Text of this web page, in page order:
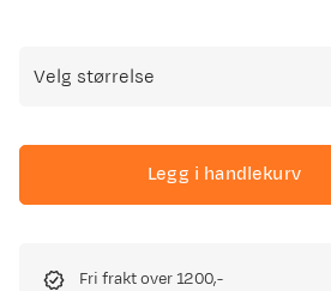
Velg størrelse
Legg i handlekurv
Fri frakt over 1200,-